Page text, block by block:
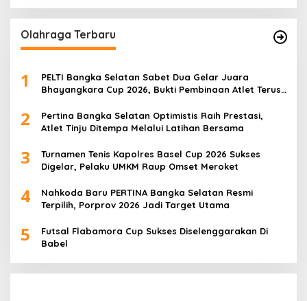
Olahraga Terbaru
1
PELTI Bangka Selatan Sabet Dua Gelar Juara
Bhayangkara Cup 2026, Bukti Pembinaan Atlet Terus
2
Pertina Bangka Selatan Optimistis Raih Prestasi,
Atlet Tinju Ditempa Melalui Latihan Bersama
3
Turnamen Tenis Kapolres Basel Cup 2026 Sukses
Digelar, Pelaku UMKM Raup Omset Meroket
4
Nahkoda Baru PERTINA Bangka Selatan Resmi
Terpilih, Porprov 2026 Jadi Target Utama
5
Futsal Flabamora Cup Sukses Diselenggarakan Di
Babel